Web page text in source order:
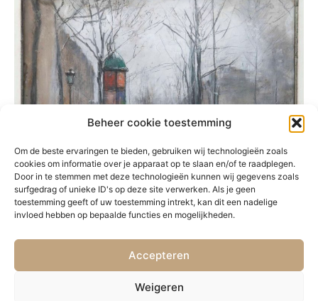
Beheer cookie toestemming
Om de beste ervaringen te bieden, gebruiken wij technologieën zoals
cookies om informatie over je apparaat op te slaan en/of te raadplegen.
Door in te stemmen met deze technologieën kunnen wij gegevens zoals
surfgedrag of unieke ID's op deze site verwerken. Als je geen
toestemming geeft of uw toestemming intrekt, kan dit een nadelige
invloed hebben op bepaalde functies en mogelijkheden.
Accepteren
Weigeren
PRÉCÉDENT SUIVANT